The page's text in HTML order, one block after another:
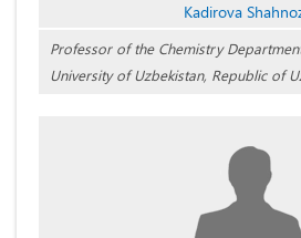
Kadirova
Professor of the Chemistry
University of Uzbekistan, Republic of